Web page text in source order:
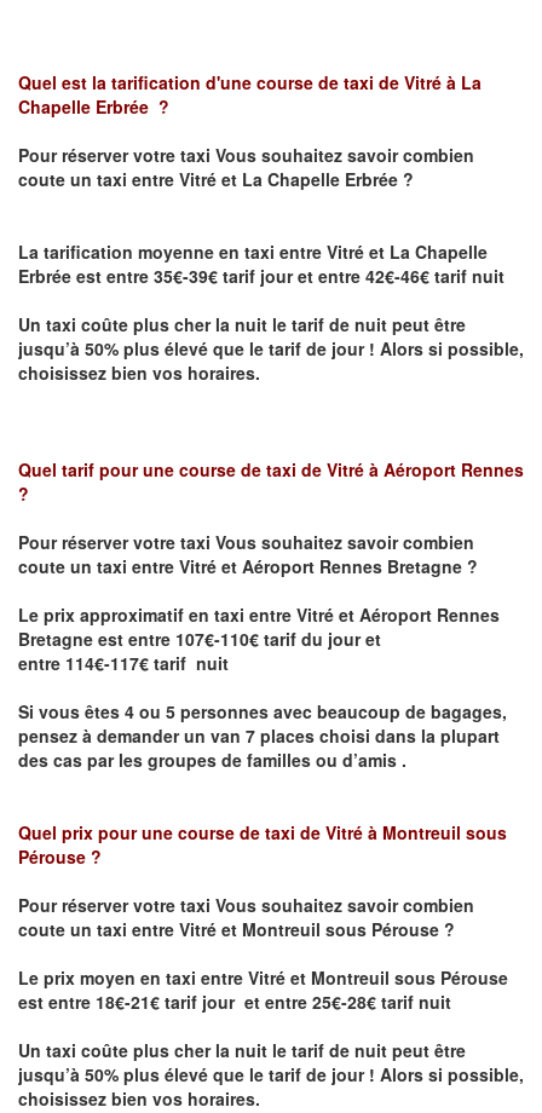
Quel est la tarification d'une course de taxi de Vitré à La
Chapelle Erbrée ?
Pour réserver votre taxi Vous souhaitez savoircombien
coute un taxi entre Vitré et La Chapelle Erbrée ?
La tarification moyenne en taxi entre Vitré et La Chapelle
Erbrée est entre 35€-39€ tarif jour et entre 42€-46€ tarif nuit
Un taxi coûte plus cher la nuit le tarif de nuit peut être
jusqu’à 50% plus élevé que le tarif de jour ! Alors si possible,
choisissez bien vos horaires.
Quel tarif pour une course de taxi de Vitré à Aéroport Rennes
?
Pour réserver votre taxi Vous souhaitez savoircombien
coute un taxi entre Vitré et Aéroport Rennes Bretagne ?
Le prix approximatif en taxi entre Vitré et Aéroport Rennes
Bretagne est entre 107€-110€ tarif du jour et
entre 114€-117€ tarif nuit
Si vous êtes 4 ou 5 personnes avec beaucoup de bagages,
pensez à demander un van 7 places choisi dans la plupart
des cas par les groupes de familles ou d’amis .
Quel prix pour une course de taxi de Vitré à Montreuil sous
Pérouse ?
Pour réserver votre taxi Vous souhaitez savoircombien
coute un taxi entre Vitré et Montreuil sous Pérouse ?
Le prix moyen en taxi entre Vitré et Montreuil sous Pérouse
est entre 18€-21€ tarif jour et entre 25€-28€ tarif nuit
Un taxi coûte plus cher la nuit le tarif de nuit peut être
jusqu’à 50% plus élevé que le tarif de jour ! Alors si possible,
choisissez bien vos horaires.